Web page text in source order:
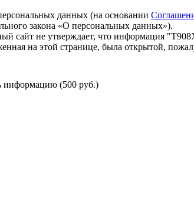
данных (на основании
закона «О персональных данных»).
сайт не утверждает, что информация
на этой странице, была открытой,
информацию (500 руб.)